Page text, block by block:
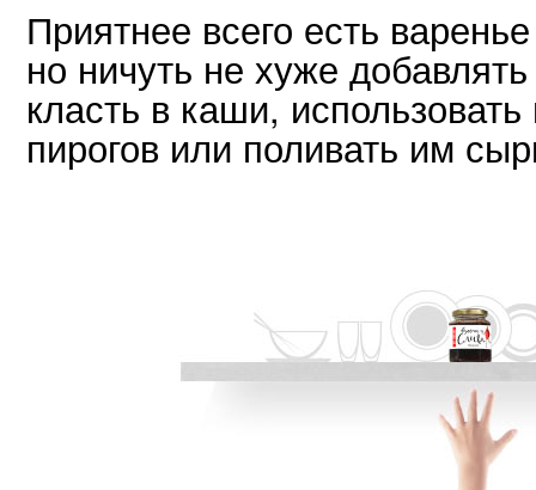
Приятнее всего есть
но ничуть не хуже
класть в каши,
пирогов или поливать им